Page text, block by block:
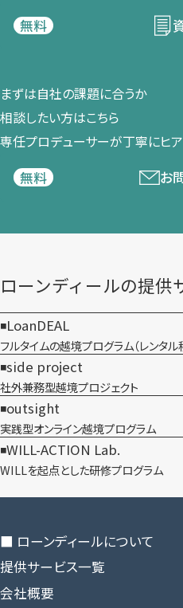
無料
まずは​自社の​課題に​合うか​
相談したい方は​こちら
専任プロデューサーが​丁寧に​ヒ
無料
お
ローンディールの​提供
LoanDEAL
フルタイムの越境プログラム​（レンタル
side project
社外兼務型​越境プロジェクト
outsight
実践型オンライン​越境プログラム
WILL-ACTION Lab.
WILLを​起点とした​研修プログラム
■ ローンディールに​ついて
提供サービス一覧
会社概要